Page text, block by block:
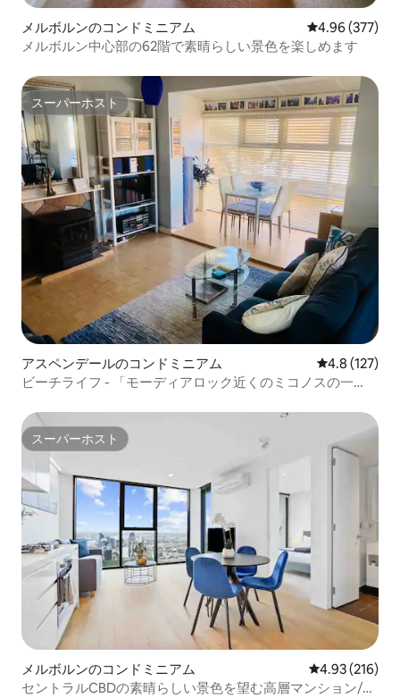
メルボルンのコンドミニアム レビュー377
4.96 (377)
メルボルン中心部の62階で素晴らしい景色を楽しめます
スーパーホスト
スーパーホスト
アスペンデールのコンドミニアム レビュー127
4.8 (127)
ビーチライフ - 「モーディアロック近くのミコノスの一
スーパーホスト
スーパーホスト
メルボルンのコンドミニアム レビュー216
4.93 (216)
セントラルCBDの素晴らしい景色を望む高層マンション/ジ